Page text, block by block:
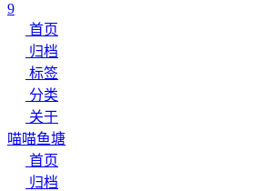
9
首页
归档
标签
分类
关于
喵喵鱼塘
首页
归档